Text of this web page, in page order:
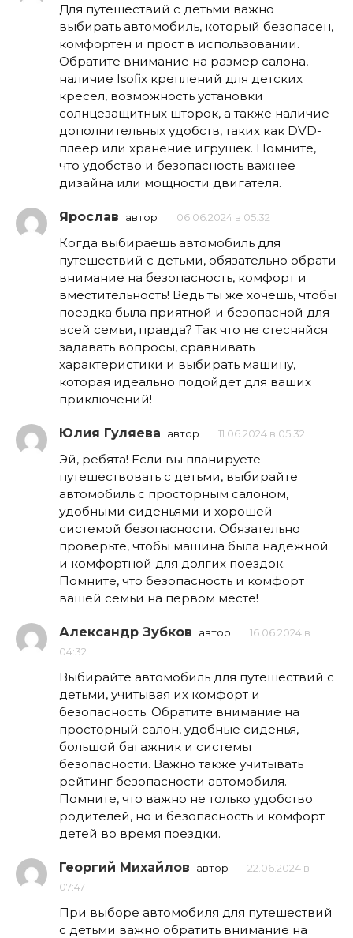
Для путешествий с детьми важно
выбирать автомобиль, который безопасен,
комфортен и прост в использовании.
Обратите внимание на размер салона,
наличие Isofix креплений для детских
кресел, возможность установки
солнцезащитных шторок, а также наличие
дополнительных удобств, таких как DVD-
плеер или хранение игрушек. Помните,
что удобство и безопасность важнее
дизайна или мощности двигателя.
Ярослав автор 06.06.2024 в 05:32
Когда выбираешь автомобиль для
путешествий с детьми, обязательно обрати
внимание на безопасность, комфорт и
вместительность! Ведь ты же хочешь, чтобы
поездка была приятной и безопасной для
всей семьи, правда? Так что не стесняйся
задавать вопросы, сравнивать
характеристики и выбирать машину,
которая идеально подойдет для ваших
приключений!
Юлия Гуляева автор 11.06.2024 в 05:32
Эй, ребята! Если вы планируете
путешествовать с детьми, выбирайте
автомобиль с просторным салоном,
удобными сиденьями и хорошей
системой безопасности. Обязательно
проверьте, чтобы машина была надежной
и комфортной для долгих поездок.
Помните, что безопасность и комфорт
вашей семьи на первом месте!
Александр Зубков автор
16.06.2024 в
04:32
Выбирайте автомобиль для путешествий с
детьми, учитывая их комфорт и
безопасность. Обратите внимание на
просторный салон, удобные сиденья,
большой багажник и системы
безопасности. Важно также учитывать
рейтинг безопасности автомобиля.
Помните, что важно не только удобство
родителей, но и безопасность и комфорт
детей во время поездки.
Георгий Михайлов автор
22.06.2024 в
07:47
При выборе автомобиля для путешествий
с детьми важно обратить внимание на